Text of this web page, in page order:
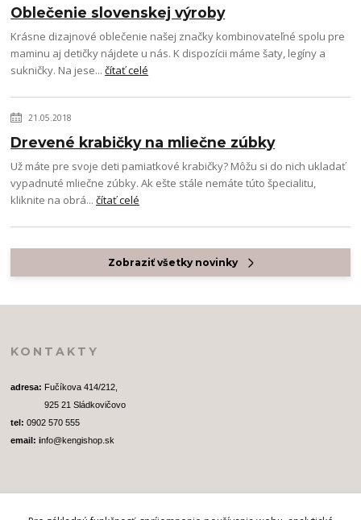
Oblečenie slovenskej výroby
Krásne dizajnové oblečenie našej značky kombinovateľné spolu pre
maminu aj detičky nájdete u nás. K dispozícii máme šaty, legíny a
sukničky. Na jese...čítať celé
21.05.2018
Drevené krabičky na mliečne zúbky
Už máte pre svoje deti pamiatkové krabičky? Môžu si do nich ukladať
vypadnuté mliečne zúbky. Ak ešte stále nemáte túto špecialitu,
kliknite na obrá...čítať celé
Zobraziť všetky novinky
KONTAKTY
adresa: Fučíkova 414/212,
              925 21 Sládkovičovo
tel: 0902 570 555
email: info@kengishop.sk